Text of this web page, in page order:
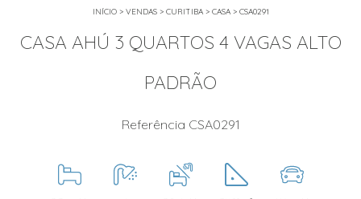
INÍCIO> VENDAS> CURITIBA> CASA> CSA0291
CASA AHÚ 3 QUARTOS 4 VAGAS ALTO
PADRÃO
Referência CSA0291